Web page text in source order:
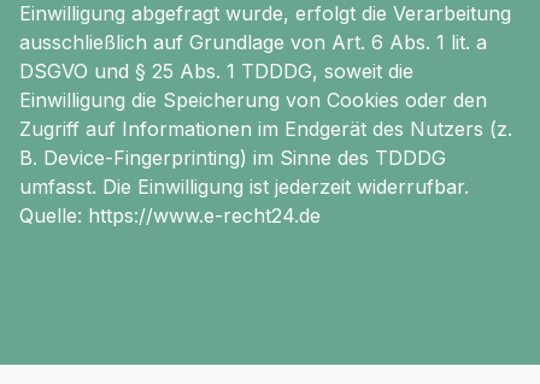
Einwilligung abgefragt wurde, erfolgt die Verarbeitung
ausschließlich auf Grundlage von Art. 6 Abs. 1 lit. a
DSGVO und § 25 Abs. 1 TDDDG, soweit die
Einwilligung die Speicherung von Cookies oder den
Zugriff auf Informationen im Endgerät des Nutzers (z.
B. Device-Fingerprinting) im Sinne des TDDDG
umfasst. Die Einwilligung ist jederzeit widerrufbar.
Quelle: https://www.e-recht24.de